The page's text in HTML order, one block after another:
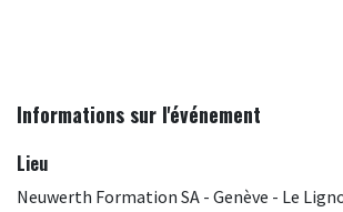
Informations sur l'événement
Lieu
Neuwerth Formation SA - Genève - Le